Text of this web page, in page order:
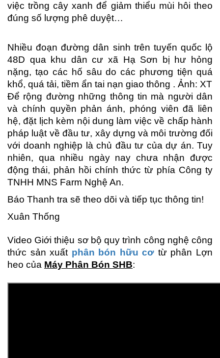
việc trồng cây xanh để giảm thiểu mùi hôi theo
đúng số lượng phê duyệt…
Nhiều đoạn đường dân sinh trên tuyến quốc lộ
48D qua khu dân cư xã Hạ Sơn bị hư hỏng
nặng, tạo các hố sâu do các phương tiện quá
khổ, quá tải, tiềm ẩn tai nạn giao thông . Ảnh: XT
Để rộng đường những thông tin mà người dân
và chính quyền phản ánh, phóng viên đã liên
hệ, đặt lịch kèm nội dung làm việc về chấp hành
pháp luật về đầu tư, xây dựng và môi trường đối
với doanh nghiệp là chủ đầu tư của dự án. Tuy
nhiên, qua nhiều ngày nay chưa nhận được
động thái, phản hồi chính thức từ phía Công ty
TNHH MNS Farm Nghệ An.
Báo Thanh tra sẽ theo dõi và tiếp tục thông tin!
Xuân Thống
Video Giới thiệu sơ bộ quy trình công nghệ công
thức sản xuất phân bón hữu cơ từ phân Lợn
heo của Máy Phân Bón SHB: